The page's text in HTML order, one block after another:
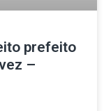
prefeito
–